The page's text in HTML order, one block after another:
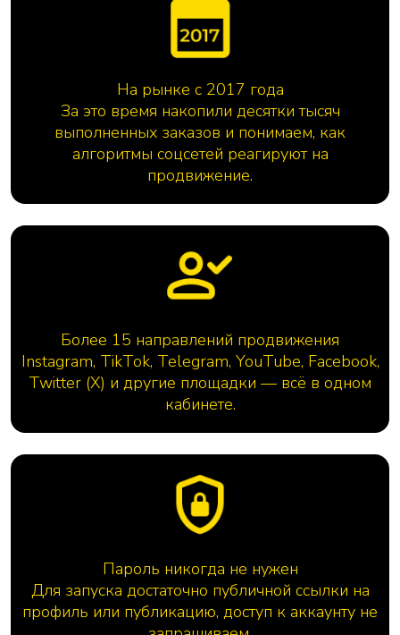
На рынке с 2017 года
За это время накопили десятки тысяч
выполненных заказов и понимаем, как
алгоритмы соцсетей реагируют на
продвижение.
Более 15 направлений продвижения
Instagram, TikTok, Telegram, YouTube, Facebook,
Twitter (X) и другие площадки — всё в одном
кабинете.
Пароль никогда не нужен
Для запуска достаточно публичной ссылки на
профиль или публикацию, доступ к аккаунту не